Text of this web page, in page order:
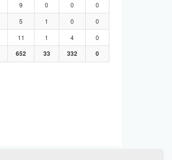
9 0 0
0
5 1 0
0
11 1 4
0
652 33 332 0